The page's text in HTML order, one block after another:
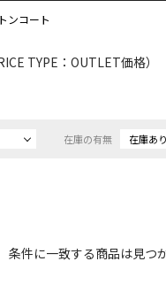
ンコート
TYPE：OUTLET価格）
在庫の有無 在庫あ
条件に一致する商品は見つ